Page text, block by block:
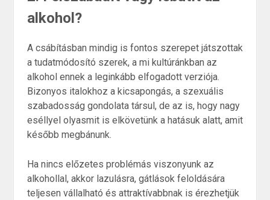
alkohol?
A csábításban mindig is fontos szerepet játszottak
a tudatmódosító szerek, a mi kultúránkban az
alkohol ennek a leginkább elfogadott verziója.
Bizonyos italokhoz a kicsapongás, a szexuális
szabadosság gondolata társul, de az is, hogy nagy
eséllyel olyasmit is elkövetünk a hatásuk alatt, amit
később megbánunk.
Ha nincs előzetes problémás viszonyunk az
alkohollal, akkor lazulásra, gátlások feloldására
teljesen vállalható és attraktívabbnak is érezhetjük